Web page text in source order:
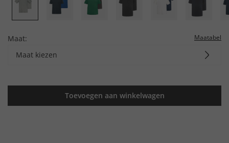
Maat: Maatabel
Maat kiezen
Toevoegen aan winkelwagen